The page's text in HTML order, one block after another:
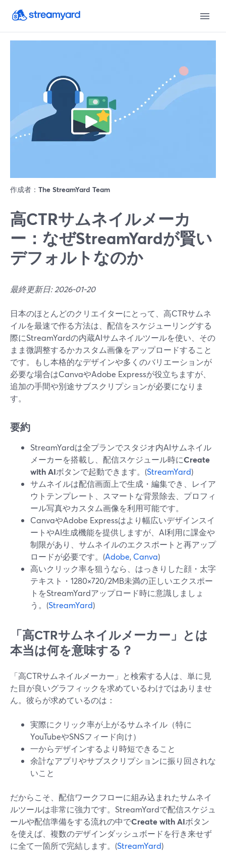
作成者： The StreamYard Team
高CTRサムネイルメーカ
ー：なぜStreamYardが賢い
デフォルトなのか
最終更新日: 2026-01-20
日本のほとんどのクリエイターにとって、高CTRサムネ
イルを最速で作る方法は、配信をスケジューリングする
際にStreamYardの内蔵AIサムネイルツールを使い、その
まま微調整するかカスタム画像をアップロードすること
です。もし本格的なデザインや多くのバリエーションが
必要な場合はCanvaやAdobe Expressが役立ちますが、
追加の手間や別途サブスクリプションが必要になりま
す。
要約
StreamYardは全プランでスタジオ内AIサムネイル
メーカーを搭載し、配信スケジュール時にCreate
with AIボタンで起動できます。(StreamYard)
サムネイルは配信画面上で生成・編集でき、レイア
ウトテンプレート、スマートな背景除去、プロフィ
ール写真やカスタム画像を利用可能です。
CanvaやAdobe Expressはより幅広いデザインスイ
ートやAI生成機能を提供しますが、AI利用に課金や
制限があり、サムネイルのエクスポートと再アップ
ロードが必要です。(Adobe, Canva)
高いクリック率を狙うなら、はっきりした顔・太字
テキスト・1280×720/2MB未満の正しいエクスポー
トをStreamYardアップロード時に意識しましょ
う。(StreamYard)
「高CTRサムネイルメーカー」とは
本当は何を意味する？
「高CTRサムネイルメーカー」と検索する人は、単に見
た目が良いグラフィックを求めているわけではありませ
ん。彼らが求めているのは：
実際にクリック率が上がるサムネイル（特に
YouTubeやSNSフィード向け）
一からデザインするより時短できること
余計なアプリやサブスクリプションに振り回されな
いこと
だからこそ、配信ワークフローに組み込まれたサムネイ
ルツールは非常に強力です。StreamYardで配信スケジュ
ールや配信準備をする流れの中でCreate with AIボタン
を使えば、複数のデザインダッシュボードを行き来せず
に全て一箇所で完結します。(StreamYard)